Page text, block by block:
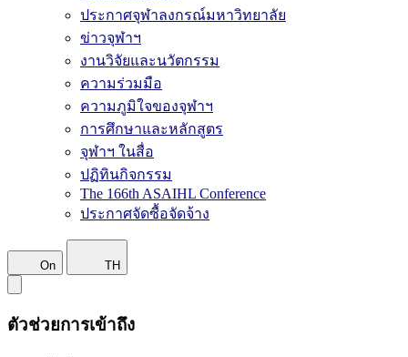
ประกาศจุฬาลงกรณ์มหาวิทยาลัย
ข่าวจุฬาฯ
งานวิจัยและนวัตกรรม
ความร่วมมือ
ความภูมิใจของจุฬาฯ
การศึกษาและหลักสูตร
จุฬาฯ ในสื่อ
ปฏิทินกิจกรรม
The 166th ASAIHL Conference
ประกาศจัดซื้อจัดจ้าง
On TH
ตัวช่วยการเข้าถึง